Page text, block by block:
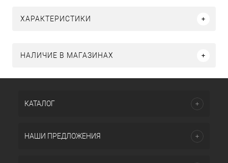
ХАРАКТЕРИСТИКИ
НАЛИЧИЕ В МАГАЗИНАХ
КАТАЛОГ
НАШИ ПРЕДЛОЖЕНИЯ